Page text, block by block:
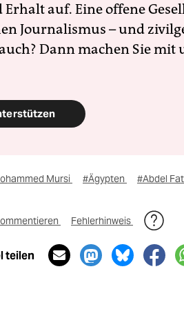
Erhalt auf. Eine offene
Journalismus – und
Dann machen Sie
Mursi #Ägypten #Abdel
Fehlerhinweis
teilen